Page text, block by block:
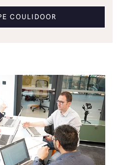
COULIDOOR